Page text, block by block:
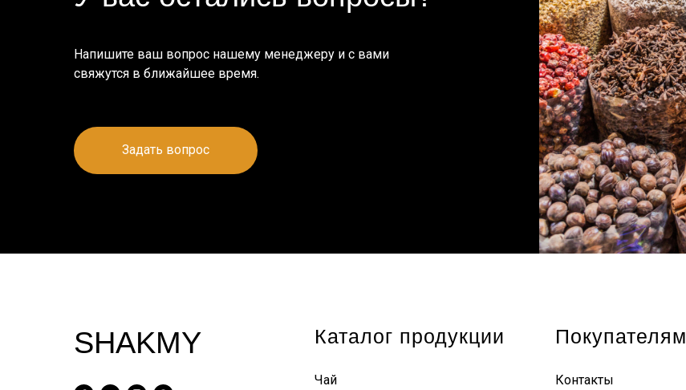
Напишите ваш вопрос нашему менеджеру и с вами
свяжутся в ближайшее время.
Задать вопрос
SHAKMY Каталог продукции
Чай
Покупателям
Контакты